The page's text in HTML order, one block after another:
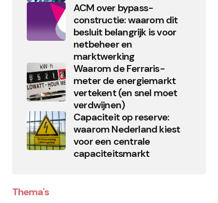
ACM over bypass-
constructie: waarom dit
besluit belangrijk is voor
netbeheer en
marktwerking
Waarom de Ferraris-
meter de energiemarkt
vertekent (en snel moet
verdwijnen)
Capaciteit op reserve:
waarom Nederland kiest
voor een centrale
capaciteitsmarkt
Thema's